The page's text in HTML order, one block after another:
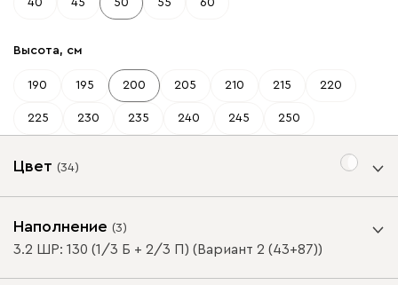
Высота, см
190 195 200 205 210 215 220
225 230 235 240 245 250
Цвет (34)
Наполнение (3)
3.2 ШР: 130 (1/3 Б + 2/3 П) (Вариант 2 (43+87))